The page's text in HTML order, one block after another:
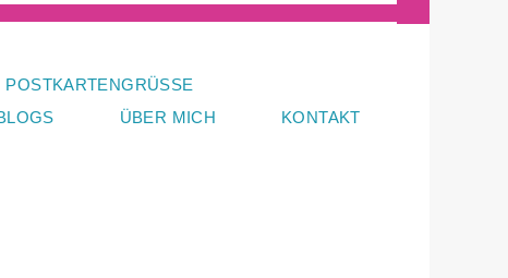
POSTKARTENGRÜSSE
ÜBER MICH KONTAKT